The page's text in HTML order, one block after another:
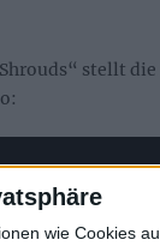
wie Cookies
stellt die